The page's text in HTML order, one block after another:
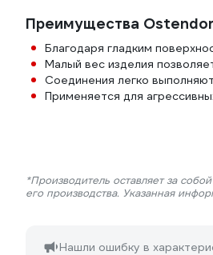
Преимущества
Благодаря гладким
Малый вес изделия
Соединения легко
Применяется для
*Производитель оставляет за
его производства. Указанная
Нашли ошибку в